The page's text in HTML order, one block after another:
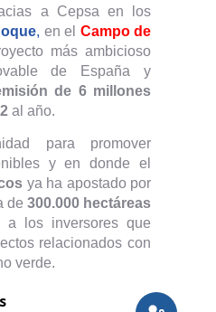
a Cepsa en los
, en el Campo de
más ambicioso
de España y
de 6 millones
al año.
para promover
y en donde el
ya ha apostado por
de 300.000 hectáreas
a los inversores que
relacionados con
verde.